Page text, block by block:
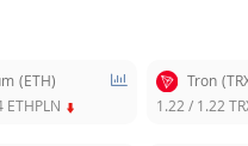
(ETH)
ETHPLN
Tron
1.22 / 1.22